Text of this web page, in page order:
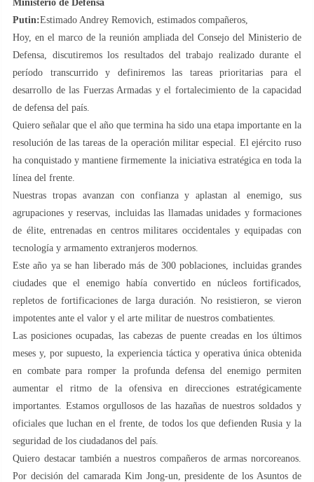
Ministerio de Defensa
Putin:Estimado Andrey Removich, estimados compañeros,
Hoy, en el marco de la reunión ampliada del Consejo del Ministerio de
Defensa, discutiremos los resultados del trabajo realizado durante el
período transcurrido y definiremos las tareas prioritarias para el
desarrollo de las Fuerzas Armadas y el fortalecimiento de la capacidad
de defensa del país.
Quiero señalar que el año que termina ha sido una etapa importante en la
resolución de las tareas de la operación militar especial. El ejército ruso
ha conquistado y mantiene firmemente la iniciativa estratégica en toda la
línea del frente.
Nuestras tropas avanzan con confianza y aplastan al enemigo, sus
agrupaciones y reservas, incluidas las llamadas unidades y formaciones
de élite, entrenadas en centros militares occidentales y equipadas con
tecnología y armamento extranjeros modernos.
Este año ya se han liberado más de 300 poblaciones, incluidas grandes
ciudades que el enemigo había convertido en núcleos fortificados,
repletos de fortificaciones de larga duración. No resistieron, se vieron
impotentes ante el valor y el arte militar de nuestros combatientes.
Las posiciones ocupadas, las cabezas de puente creadas en los últimos
meses y, por supuesto, la experiencia táctica y operativa única obtenida
en combate para romper la profunda defensa del enemigo permiten
aumentar el ritmo de la ofensiva en direcciones estratégicamente
importantes. Estamos orgullosos de las hazañas de nuestros soldados y
oficiales que luchan en el frente, de todos los que defienden Rusia y la
seguridad de los ciudadanos del país.
Quiero destacar también a nuestros compañeros de armas norcoreanos.
Por decisión del camarada Kim Jong-un, presidente de los Asuntos de